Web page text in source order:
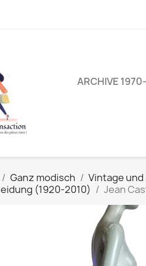
ARCHIVE
Ganz modisch
Vintage
(1920-2010)
Jean